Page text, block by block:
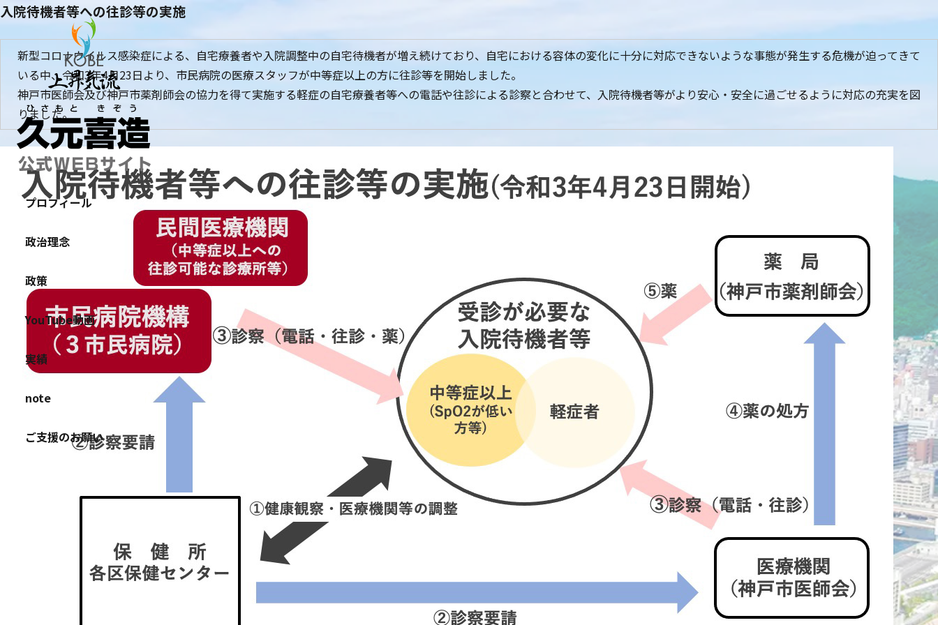
プロフィール
政治理念
政策
YouTube動画
実績
note
ご支援のお願い
入院待機者等への往診等の実施
新型コロナウイルス感染症による、自宅療養者や入院調整中の自宅待機者が増え続けており、自宅における容体の変化に十分に対応できないような事態が発生する危機が迫ってきて
いる中、令和3年4月23日より、市民病院の医療スタッフが中等症以上の方に往診等を開始しました。
神戸市医師会及び神戸市薬剤師会の協力を得て実施する軽症の自宅療養者等への電話や往診による診察と合わせて、入院待機者等がより安心・安全に過ごせるように対応の充実を図
りました。